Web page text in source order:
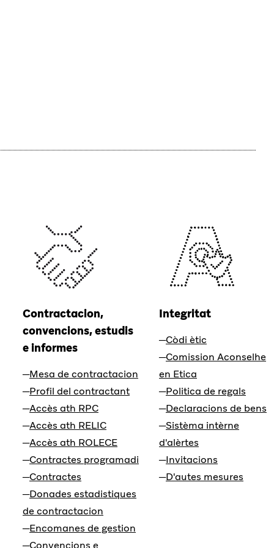
Contractacion,
convencions, estudis
e informes
Mesa de contractacion
Profil del contractant
Accès ath RPC
Accès ath RELIC
Accès ath ROLECE
Contractes programadi
Contractes
Donades estadistiques
de contractacion
Encomanes de gestion
Convencions e
Integritat
Còdi ètic
Comission Aconselhe
en Etica
Politica de regals
Declaracions de bens
Sistèma intèrne
d'alèrtes
Invitacions
D'autes mesures